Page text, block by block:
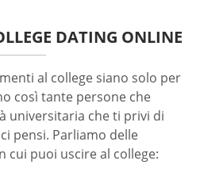
DATING ONLINE
al college siano solo per
così tante persone che
universitaria che ti privi di
pensi. Parliamo delle
cui puoi uscire al college: